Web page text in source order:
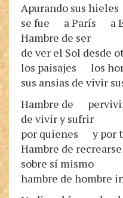
Apurando sus hieles
se fue a París a
Hambre de ser
de ver el Sol desde
los paisajes los
sus ansias de vivir
Hambre de
de vivir y sufrir
por quienes y por
Hambre de
sobre sí mismo
hambre de hombre